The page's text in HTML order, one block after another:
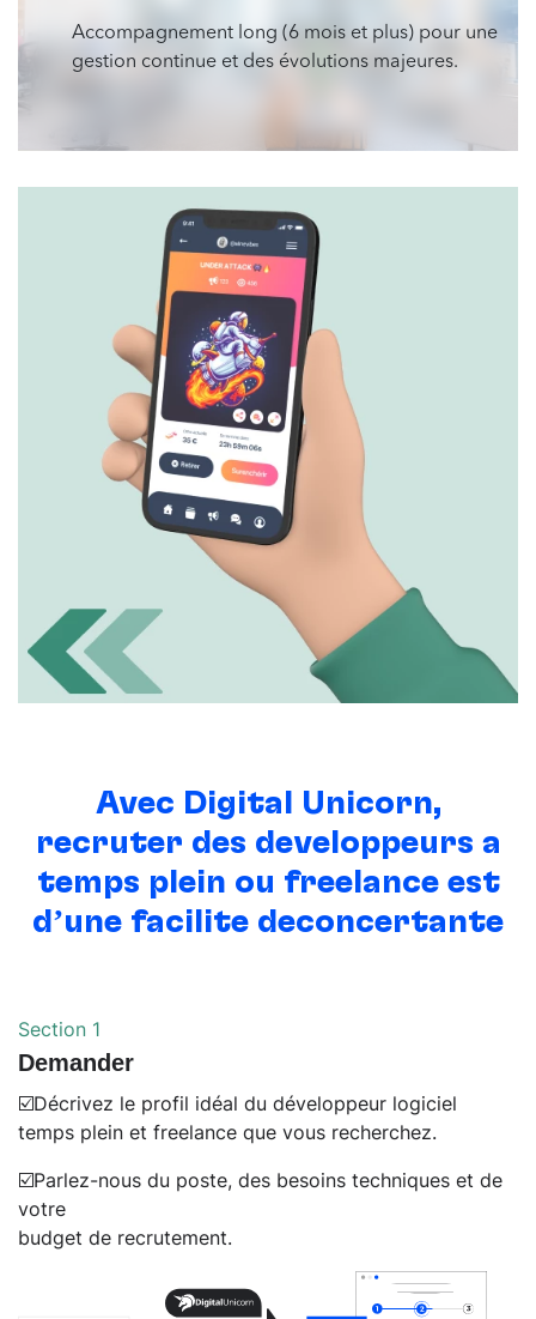
Accompagnement long (6 mois et plus) pour une
gestion continue et des évolutions majeures.
Avec Digital Unicorn,
recruter des développeurs à
temps plein ou freelance est
d’une facilité déconcertante
Section 1
Demander
☑️Décrivez le profil idéal du développeur logiciel
temps plein et freelance que vous recherchez.
☑️Parlez-nous du poste, des besoins techniques et de
votre
budget de recrutement.